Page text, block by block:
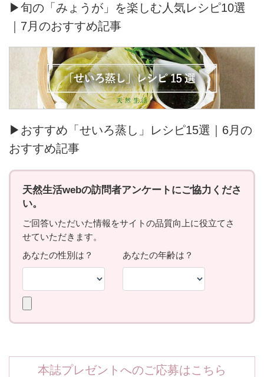
▶旬の「みょうが」を楽しむ人気レシピ10選
｜7月のおすすめ記事
▶おすすめ「せいろ蒸し」レシピ15選｜6月の
おすすめ記事
本誌プレゼントへのご応募はこちら